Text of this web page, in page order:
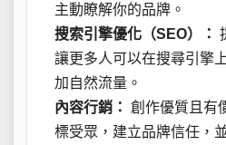
主動瞭解你的品牌。
搜索引擎優化（SEO）：
讓更多人可以在搜尋引擎
加自然流量。
內容行銷： 創作優質且有
標受眾，建立品牌信任，